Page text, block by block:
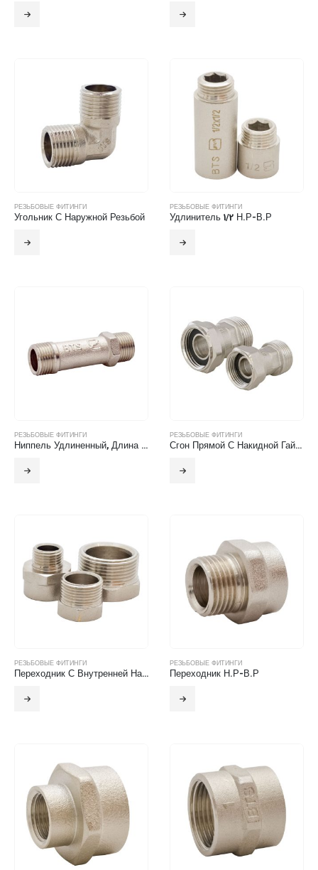
РЕЗЬБОВЫЕ ФИТИНГИ
Угольник С Наружной Резьбой
РЕЗЬБОВЫЕ ФИТИНГИ
Удлинитель 1/2 Н.Р-В.Р
РЕЗЬБОВЫЕ ФИТИНГИ
Ниппель Удлиненный, Длина 50 Мм
РЕЗЬБОВЫЕ ФИТИНГИ
Сгон Прямой С Накидной Гайкой Н.Р-В.Р
РЕЗЬБОВЫЕ ФИТИНГИ
Переходник С Внутренней На Наружную Резьбу
РЕЗЬБОВЫЕ ФИТИНГИ
Переходник Н.Р-В.Р